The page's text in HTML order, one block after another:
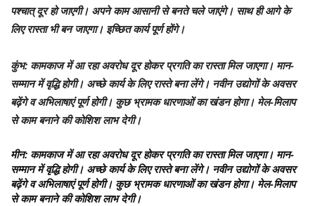
पश्चात् दूर हो जाएगी। अपने काम आसानी से बनते चले जाएंगे। साथ ही आगे के
लिए रास्ता भी बन जाएगा। इच्छित कार्य पूर्ण होंगे।
कुंभ: कामकाज में आ रहा अवरोध दूर होकर प्रगति का रास्ता मिल जाएगा। मान-
सम्मान में वृद्धि होगी। अच्छे कार्य के लिए रास्ते बना लेंगे। नवीन उद्योगों के अवसर
बढ़ेंगे व अभिलाषाएं पूर्ण होगी। कुछ भ्रामक धारणाओं का खंडन होगा। मेल-मिलाप
से काम बनाने की कोशिश लाभ देगी।
मीन: कामकाज में आ रहा अवरोध दूर होकर प्रगति का रास्ता मिल जाएगा। मान-
सम्मान में वृद्धि होगी। अच्छे कार्य के लिए रास्ते बना लेंगे। नवीन उद्योगों के अवसर
बढ़ेंगे व अभिलाषाएं पूर्ण होगी। कुछ भ्रामक धारणाओं का खंडन होगा। मेल-मिलाप
से काम बनाने की कोशिश लाभ देगी।